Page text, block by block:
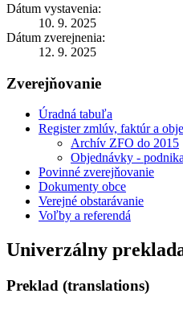
Dátum vystavenia:
10. 9. 2025
Dátum zverejnenia:
12. 9. 2025
Zverejňovanie
Úradná tabuľa
Register zmlúv, faktúr a
Archív ZFO do 2015
Objednávky -
Povinné zverejňovanie
Dokumenty obce
Verejné obstarávanie
Voľby a referendá
Univerzálny
Preklad (translations)